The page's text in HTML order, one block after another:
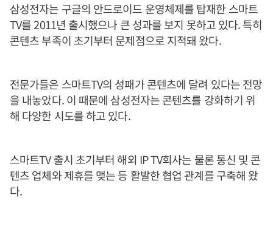
삼성전자는 구글의 안드로이드 운영체제를 탑재한 스마트
TV를 2011년 출시했으나 큰 성과를 보지 못하고 있다. 특히
콘텐츠 부족이 초기부터 문제점으로 지적돼 왔다.
전문가들은 스마트TV의 성패가 콘텐츠에 달려 있다는 전망
을 내놓았다. 이 때문에 삼성전자는 콘텐츠를 강화하기 위
해 다양한 시도를 하고 있다.
스마트TV 출시 초기부터 해외 IP TV회사는 물론 통신 및 콘
텐츠 업체와 제휴를 맺는 등 활발한 협업 관계를 구축해 왔
다.